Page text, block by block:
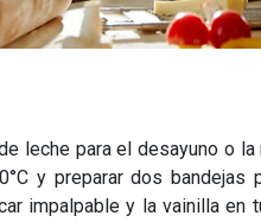
leche para el desayuno o la
y preparar dos bandejas
impalpable y la vainilla en